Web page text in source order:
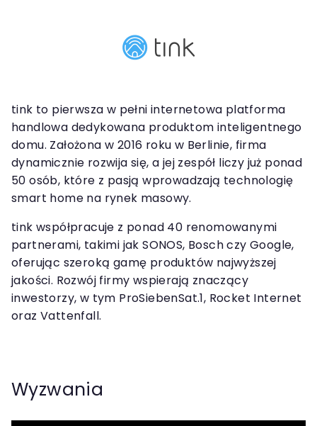
tink to pierwsza w pełni internetowa platforma
handlowa dedykowana produktom inteligentnego
domu. Założona w 2016 roku w Berlinie, firma
dynamicznie rozwija się, a jej zespół liczy już ponad
50 osób, które z pasją wprowadzają technologię
smart home na rynek masowy.
tink współpracuje z ponad 40 renomowanymi
partnerami, takimi jak SONOS, Bosch czy Google,
oferując szeroką gamę produktów najwyższej
jakości. Rozwój firmy wspierają znaczący
inwestorzy, w tym ProSiebenSat.1, Rocket Internet
oraz Vattenfall.
Wyzwania